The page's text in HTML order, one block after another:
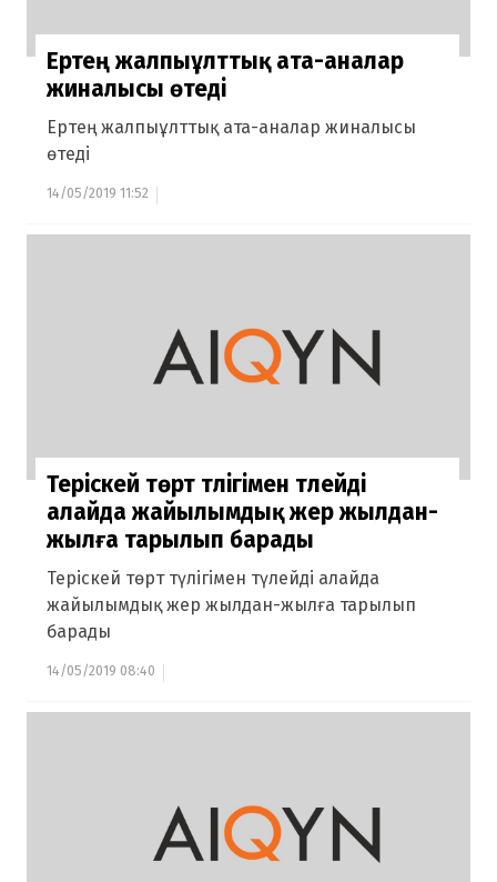
Ертең жалпыұлттық ата-аналар
жиналысы өтеді
Ертең жалпыұлттық ата-аналар жиналысы
өтеді
14/05/2019 11:52
Теріскей төрт түлігімен түлейді
алайда жайылымдық жер жылдан-
жылға тарылып барады
Теріскей төрт түлігімен түлейді алайда
жайылымдық жер жылдан-жылға тарылып
барады
14/05/2019 08:40